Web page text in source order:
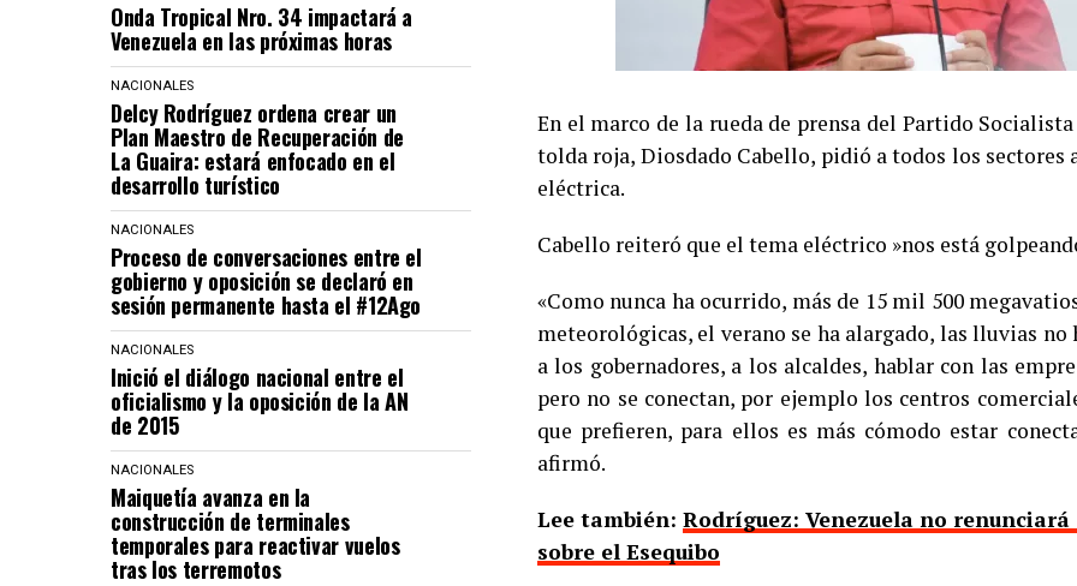
Onda Tropical Nro. 34 impactará a
Venezuela en las próximas horas
NACIONALES
Delcy Rodríguez ordena crear un
Plan Maestro de Recuperación de
La Guaira: estará enfocado en el
desarrollo turístico
NACIONALES
Proceso de conversaciones entre el
gobierno y oposición se declaró en
sesión permanente hasta el #12Ago
NACIONALES
Inició el diálogo nacional entre el
oficialismo y la oposición de la AN
de 2015
NACIONALES
Maiquetía avanza en la
construcción de terminales
temporales para reactivar vuelos
tras los terremotos
En el marco de la rueda de prensa del Partido
tolda roja, Diosdado Cabello, pidió a todos los sectores
eléctrica.
Cabello reiteró que el tema eléctrico »nos está
«Como nunca ha ocurrido, más de 15 mil 500
meteorológicas, el verano se ha alargado, las lluvias
a los gobernadores, a los alcaldes, hablar con las
pero no se conectan, por ejemplo los centros
que prefieren, para ellos es más cómodo estar
afirmó.
Lee también: Rodríguez: Venezuela no
sobre el Esequibo